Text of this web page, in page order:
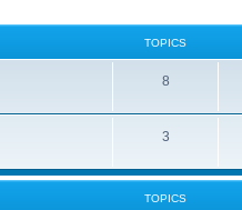
TOPICS
8
3
TOPICS